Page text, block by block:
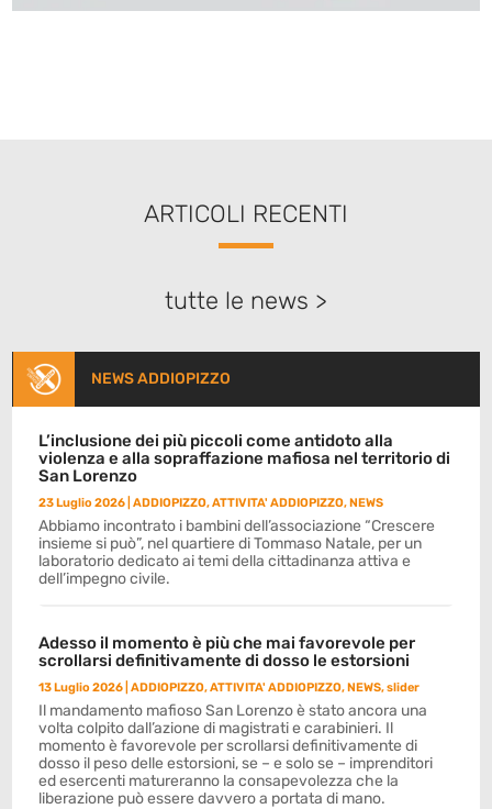
ARTICOLI RECENTI
tutte le news >
NEWS ADDIOPIZZO
L’inclusione dei più piccoli come antidoto alla
violenza e alla sopraffazione mafiosa nel territorio di
San Lorenzo
23 Luglio 2026 |ADDIOPIZZO,ATTIVITA' ADDIOPIZZO,NEWS
Abbiamo incontrato i bambini dell’associazione “Crescere
insieme si può”, nel quartiere di Tommaso Natale, per un
laboratorio dedicato ai temi della cittadinanza attiva e
dell’impegno civile.
Adesso il momento è più che mai favorevole per
scrollarsi definitivamente di dosso le estorsioni
13 Luglio 2026 |ADDIOPIZZO,ATTIVITA' ADDIOPIZZO,NEWS,slider
Il mandamento mafioso San Lorenzo è stato ancora una
volta colpito dall’azione di magistrati e carabinieri. Il
momento è favorevole per scrollarsi definitivamente di
dosso il peso delle estorsioni, se – e solo se – imprenditori
ed esercenti matureranno la consapevolezza che la
liberazione può essere davvero a portata di mano.